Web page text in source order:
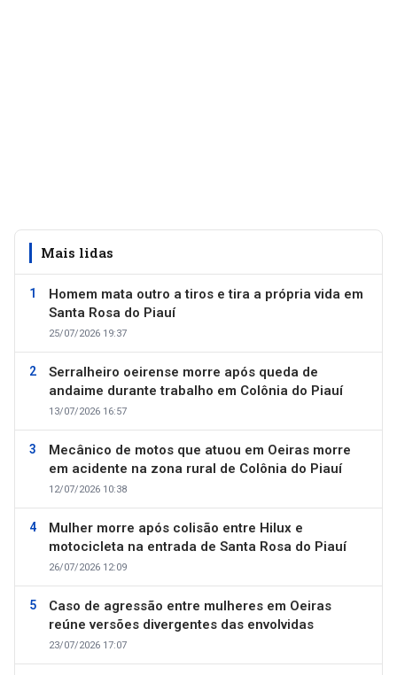
Mais lidas
Homem mata outro a tiros e tira a própria vida em
Santa Rosa do Piauí
25/07/2026 19:37
Serralheiro oeirense morre após queda de
andaime durante trabalho em Colônia do Piauí
13/07/2026 16:57
Mecânico de motos que atuou em Oeiras morre
em acidente na zona rural de Colônia do Piauí
12/07/2026 10:38
Mulher morre após colisão entre Hilux e
motocicleta na entrada de Santa Rosa do Piauí
26/07/2026 12:09
Caso de agressão entre mulheres em Oeiras
reúne versões divergentes das envolvidas
23/07/2026 17:07